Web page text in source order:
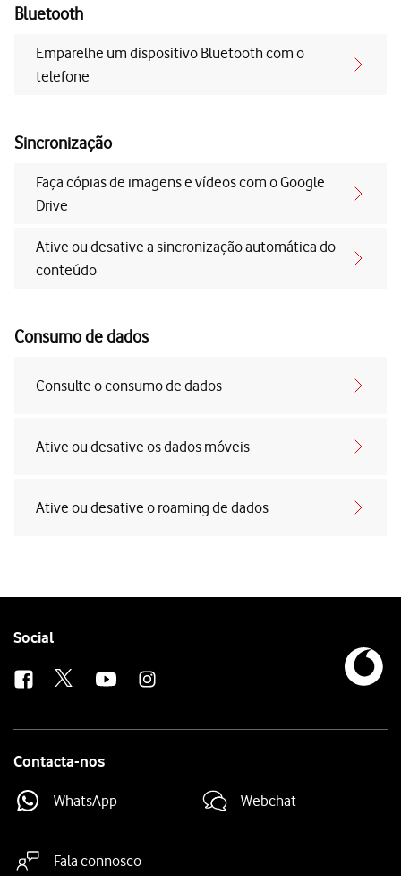
Bluetooth
Emparelhe um dispositivo Bluetooth com o
telefone
Sincronização
Faça cópias de imagens e vídeos com o Google
Drive
Ative ou desative a sincronização automática do
conteúdo
Consumo de dados
Consulte o consumo de dados
Ative ou desative os dados móveis
Ative ou desative o roaming de dados
Follow
Social
Contacta-nos
WhatsApp Webchat
Fala connosco